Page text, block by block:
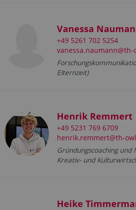
Vanessa
+49 5261 702 5254
vanessa.naumann@th-
Elternzeit)
Henrik Remmert
+49 5231 769 6709
henrik.remmert@th-
Gründungscoaching und
Kreativ- und
Heike